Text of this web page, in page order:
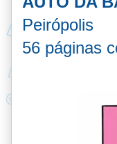
Peirópolis
56 páginas